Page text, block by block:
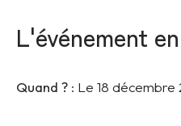
L'événement
Quand ? : Le 18 décembre